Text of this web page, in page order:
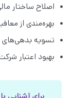
اصلاح ساختار
بهره‌مندی از
تسویه بدهی‌های
بهبود اعتبار